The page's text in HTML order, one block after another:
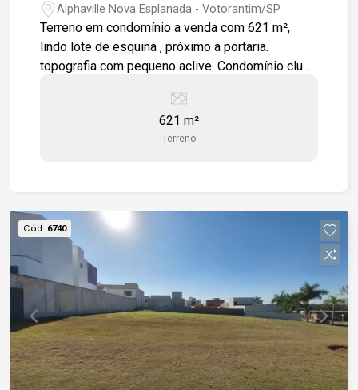
Alphaville Nova Esplanada - Votorantim/SP
Terreno em condomínio a venda com 621 m²,
lindo lote de esquina , próximo a portaria.
topografia com pequeno aclive. Condomínio clube
família. Localizado na região mais nobre da
Cidade com fácil acesso a Shopping,
restaurantes, farmácias, escolas e Rodovia
621 m²
Terreno
Cód. 6740